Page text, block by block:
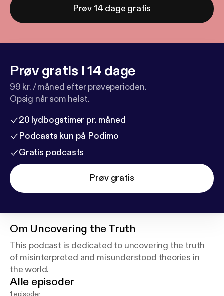
Prøv 14 dage gratis
Prøv gratis i 14 dage
99 kr. / måned efter prøveperioden.
Opsig når som helst.
20 lydbogstimer pr. måned
Podcasts kun på Podimo
Gratis podcasts
Prøv gratis
Om Uncovering the Truth
This podcast is dedicated to uncovering the truth
of misinterpreted and misunderstood theories in
the world.
Alle episoder
1 episoder